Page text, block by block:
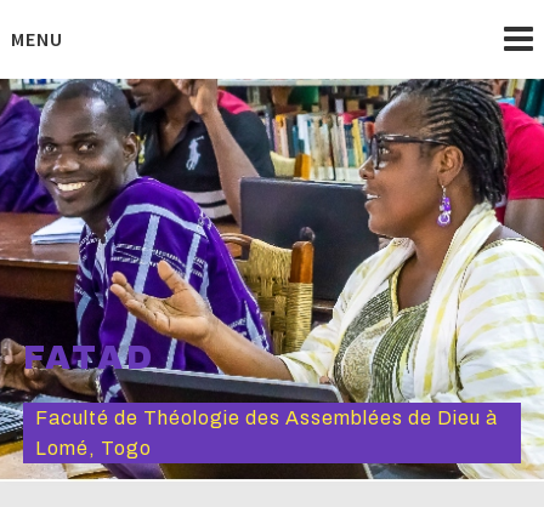
toMENU
FATAD
Faculté de Théologie des Assemblées de Dieu à
Lomé, Togo